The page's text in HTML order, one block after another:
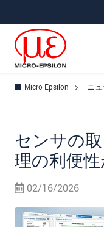
Micro-Epsilon ニ
センサの
理の利便
02/16/2026